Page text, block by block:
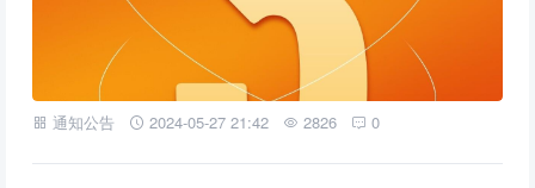
通知公告 2024-05-27 21:42 2826 0